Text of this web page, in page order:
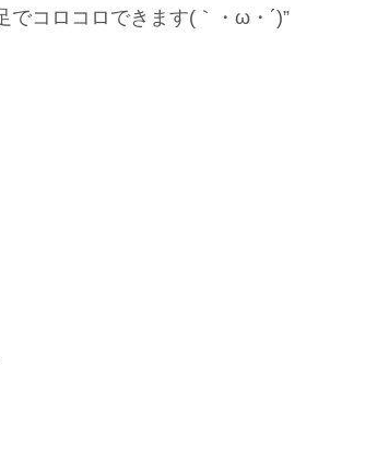
コロコロできます(｀・ω・´)”